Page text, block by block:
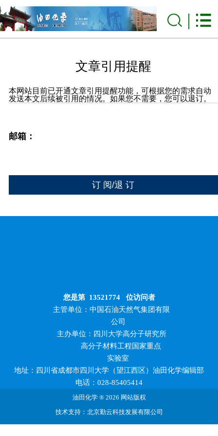
文章引用提醒
本网站目前已开通文章引用提醒功能，可根据您的需求自动
发送本文后续被引用的情况。如果您不需要，您可以退订。
邮箱：
您是第 13521774位访问者
主管单位：中国石油天然气集团有限
公司
主办单位：四川大学高分子研究所
高分子材料工程国家重点
实验室
地址：四川省成都市四川大学（望江西区）油田化学编辑部
电话：028-85405414
油田化学 ® 2026 网站版权
技术支持：北京勤云科技发展有限公司